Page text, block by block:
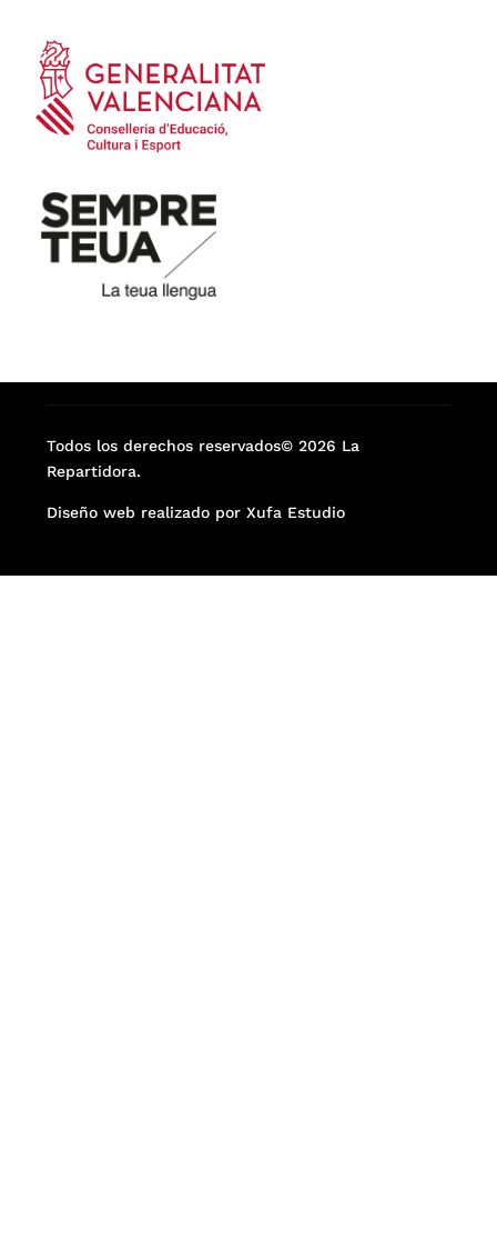
Todos los derechos reservados© 2026 La
Repartidora.
Diseño web realizado por Xufa Estudio